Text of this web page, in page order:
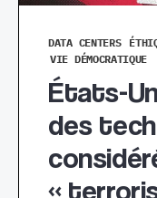
DATA CENTERS
VIE DÉMOCRATIQUE
États-
des
«